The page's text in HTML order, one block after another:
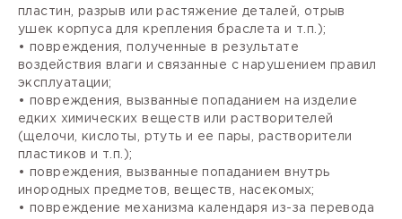
пластин, разрыв или растяжение деталей, отрыв
ушек корпуса для крепления браслета и т.п.);
• повреждения, полученные в результате
воздействия влаги и связанные с нарушением правил
эксплуатации;
• повреждения, вызванные попаданием на изделие
едких химических веществ или растворителей
(щелочи, кислоты, ртуть и ее пары, растворители
пластиков и т.п.);
• повреждения, вызванные попаданием внутрь
инородных предметов, веществ, насекомых;
• повреждение механизма календаря из-за перевода